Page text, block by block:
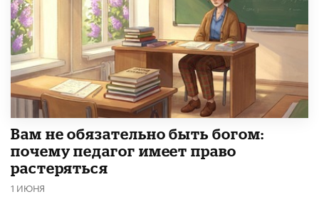
​Вам не обязательно быть богом:
почему педагог имеет право
растеряться
1 ИЮНЯ